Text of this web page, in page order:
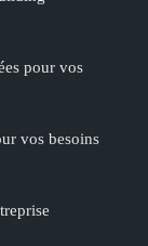
pour vos
vos besoins